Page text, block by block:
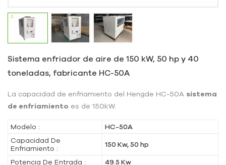
Sistema enfriador de aire de 150 kW, 50 hp y 40
toneladas, fabricante HC-50A
La capacidad de enfriamiento del Hengde HC-50A sistema
de enfriamiento es de 150kW.
Modelo :
HC-50A
Capacidad De
Enfriamiento :
150 Kw, 50 hp
Potencia De Entrada :
49.5 Kw